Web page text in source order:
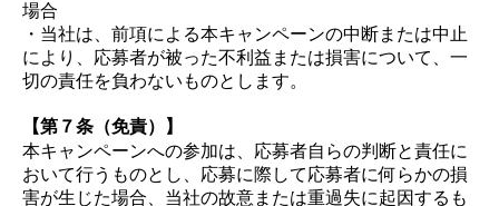
場合
・当社は、前項による本キャンペーンの中断または中止
により、応募者が被った不利益または損害について、一
切の責任を負わないものとします。
【第７条（免責）】
本キャンペーンへの参加は、応募者自らの判断と責任に
おいて行うものとし、応募に際して応募者に何らかの損
害が生じた場合、当社の故意または重過失に起因するも